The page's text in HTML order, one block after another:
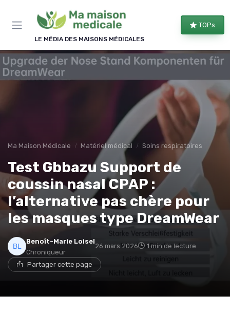
LE MÉDIA DES MAISONS MÉDICALES
TOPs
Ma Maison Médicale Matériel médical Soins respiratoires
Test Gbbazu Support de
coussin nasal CPAP :
l’alternative pas chère pour
les masques type DreamWear
Benoît-Marie Loisel
Chroniqueur
26 mars 2026 1 min de lecture
Partager cette page